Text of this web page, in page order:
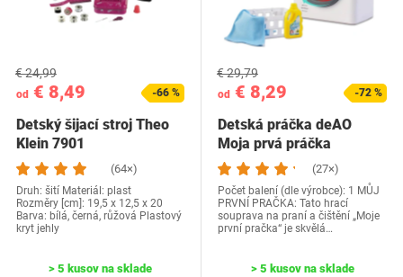
od € 8,49
€ 24,99
-66 %
Detský šijací stroj Theo
Klein 7901
(64×)
Druh: šití Materiál: plast
Rozměry [cm]: 19,5 x 12,5 x 20
Barva: bílá, černá, růžová Plastový
kryt jehly
> 5 kusov na sklade
od € 8,29
€ 29,79
-72 %
Detská práčka deAO
Moja prvá práčka
(27×)
Počet balení (dle výrobce): 1 MŮJ
PRVNÍ PRAČKA: Tato hrací
souprava na praní a čištění „Moje
první pračka“ je skvělá…
> 5 kusov na sklade